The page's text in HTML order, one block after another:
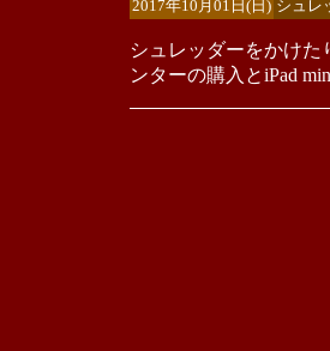
2017年10月01日(日) シュレ
シュレッダーをかけ
ンターの購入とiPad